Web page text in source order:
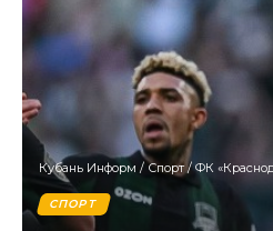
Кубань Информ / Спорт/ФК «Краснодар»
СПОРТ